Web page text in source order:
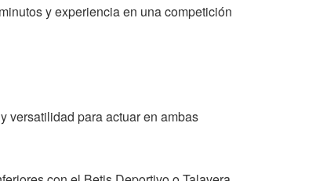
y experiencia en una competición
versatilidad para actuar en ambas